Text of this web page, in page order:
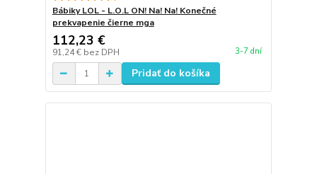
Bábiky LOL - L.O.L ON! Na! Na! Konečné
prekvapenie čierne mga
112,23 €
91,24 € bez DPH 3-7 dní
Pridať do košíka